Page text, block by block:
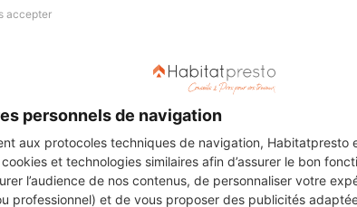
accepter
personnels de navigation
aux protocoles techniques de navigation, Habitatpresto
et technologies similaires afin d’assurer le bon
l’audience de nos contenus, de personnaliser votre
professionnel) et de vous proposer des publicités
Revue de presse
Légal
Charte